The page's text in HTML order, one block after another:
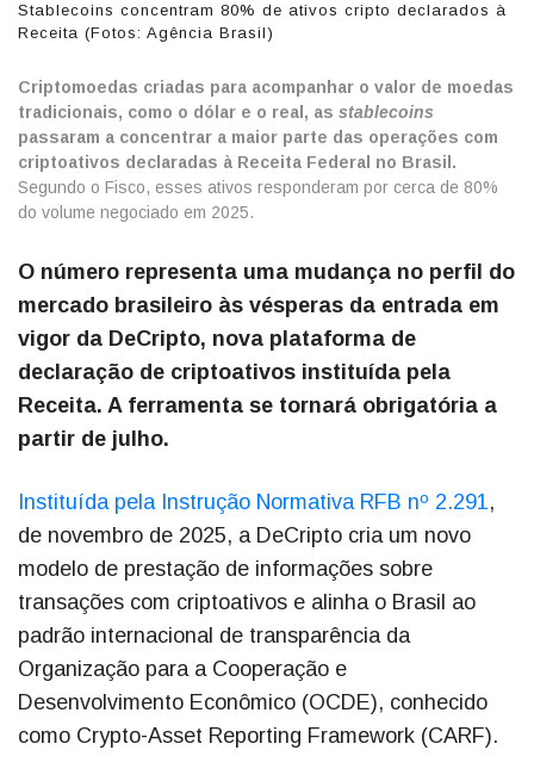
Stablecoins concentram 80% de ativos cripto declarados à
Receita (Fotos: Agência Brasil)
Criptomoedas criadas para acompanhar o valor de moedas
tradicionais, como o dólar e o real, as stablecoins
passaram a concentrar a maior parte das operações com
criptoativos declaradas à Receita Federal no Brasil.
Segundo o Fisco, esses ativos responderam por cerca de 80%
do volume negociado em 2025.
O número representa uma mudança no perfil do
mercado brasileiro às vésperas da entrada em
vigor da DeCripto, nova plataforma de
declaração de criptoativos instituída pela
Receita. A ferramenta se tornará obrigatória a
partir de julho.
Instituída pela Instrução Normativa RFB nº 2.291,
de novembro de 2025, a DeCripto cria um novo
modelo de prestação de informações sobre
transações com criptoativos e alinha o Brasil ao
padrão internacional de transparência da
Organização para a Cooperação e
Desenvolvimento Econômico (OCDE), conhecido
como Crypto-Asset Reporting Framework (CARF).